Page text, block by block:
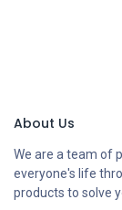
About Us
We are a team of
everyone's life
products to solve